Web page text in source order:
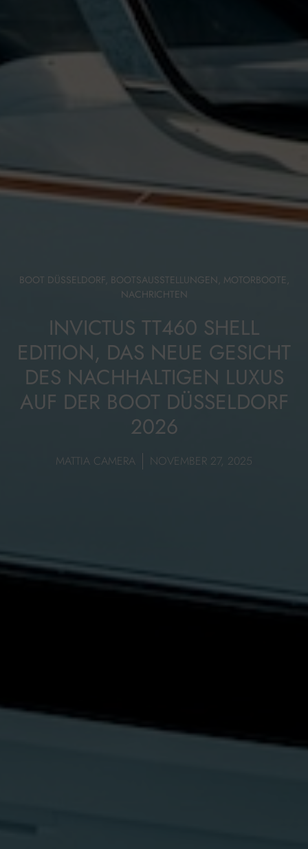
BOOT DÜSSELDORF, BOOTSAUSSTELLUNGEN , MOTORBOOTE ,
NACHRICHTEN
INVICTUS TT460 SHELL
EDITION, DAS NEUE GESICHT
DES NACHHALTIGEN LUXUS
AUF DER BOOT DÜSSELDORF
2026
MATTIA CAMERA NOVEMBER 27, 2025